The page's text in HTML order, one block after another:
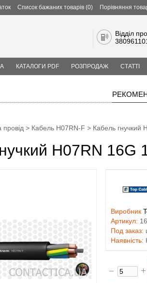
Список бажаних товарів (0) Порівняння
Відділ
КАТАЛОГИ PDF РОЗПРОДАЖ СТАТТІ
провід > Кабель H07RN-F > Кабель гнучкий
H07RN 16G
Виробник
Артикул:
Под заказ:
Наявність: